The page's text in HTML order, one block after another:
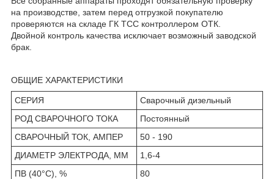
на производстве, затем перед отгрузкой покупателю
проверяются на складе ГК ТСС контроллером ОТК.
Двойной контроль качества исключает возможный заводской
брак.
ОБЩИЕ ХАРАКТЕРИСТИКИ
СЕРИЯ
Сварочный дизельный
РОД СВАРОЧНОГО ТОКА
Постоянный
СВАРОЧНЫЙ ТОК, АМПЕР
50 - 190
ДИАМЕТР ЭЛЕКТРОДА, ММ
1,6-4
ПВ (40°С), %
80